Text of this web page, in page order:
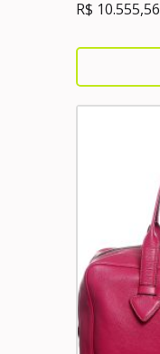
R$ 10.555,56